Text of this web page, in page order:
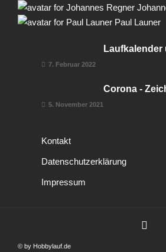
Paul Launer
7. Februar 2022
Corona -
5. November 2021
Kontakt
Datenschutzerklärung
Impressum
© by Hobbylauf.de